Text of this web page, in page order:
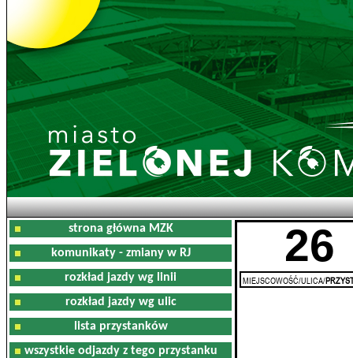
strona główna MZK
komunikaty - zmiany w RJ
rozkład jazdy wg linii
rozkład jazdy wg ulic
lista przystanków
wszystkie odjazdy z tego przystanku
26
MIEJSCOWOŚĆ/ULICA/